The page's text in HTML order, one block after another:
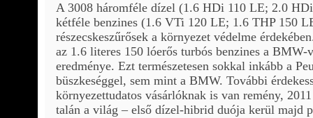
A 3008 háromféle dízel (1.6 HDi 110 LE; 2.0
kétféle benzines (1.6 VTi 120 LE; 1.6 THP 150
részecskeszűrősek a környezet védelme
az 1.6 literes 150 lóerős turbós benzines a BMW-
eredménye. Ezt természetesen sokkal inkább a
büszkeséggel, sem mint a BMW. További
környezettudatos vásárlóknak is van remény,
talán a világ – első dízel-hibrid duója kerül majd